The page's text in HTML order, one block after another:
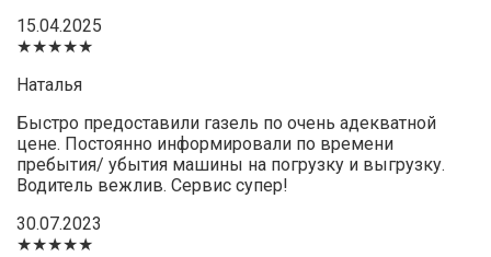
15.04.2025
★★★★★
Наталья
Быстро предоставили газель по очень адекватной
цене. Постоянно информировали по времени
пребытия/ убытия машины на погрузку и выгрузку.
Водитель вежлив. Сервис супер!
30.07.2023
★★★★★